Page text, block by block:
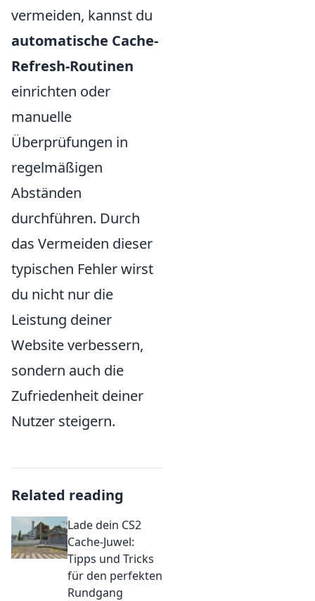
vermeiden, kannst du
automatische Cache-
Refresh-Routinen
einrichten oder
manuelle
Überprüfungen in
regelmäßigen
Abständen
durchführen. Durch
das Vermeiden dieser
typischen Fehler wirst
du nicht nur die
Leistung deiner
Website verbessern,
sondern auch die
Zufriedenheit deiner
Nutzer steigern.
Related reading
Lade dein CS2
Cache-Juwel:
Tipps und Tricks
für den perfekten
Rundgang